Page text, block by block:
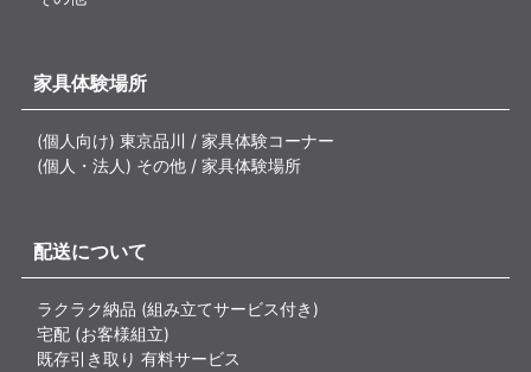
家具体験場所
(個人向け) 東京品川 / 家具体験コーナー
(個人・法人) その他 / 家具体験場所
配送について
ラクラク納品 (組み立てサービス付き)
宅配 (お客様組立)
既存引き取り 有料サービス